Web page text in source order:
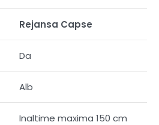
Rejansa Capse
Da
Alb
Inaltime maxima 150 cm